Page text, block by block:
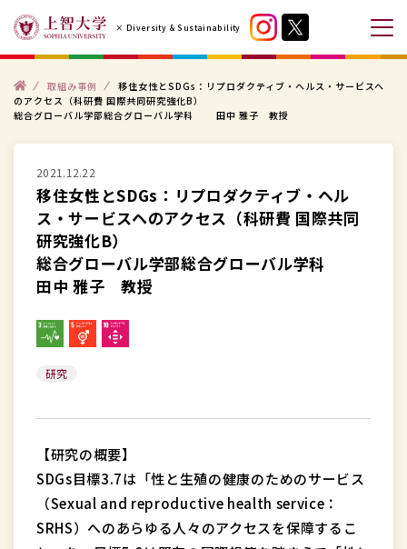
テ
× Diversity & Sustainability
メ
ニ
ュ
ト
プ
取組み事例
移住女性とSDGs：リプロダクティブ・ヘルス・サービスヘ
のアクセス（科研費 国際共同研究強化B）
総合グローバル学部総合グローバル学科 田中 雅子 教授
2021.12.22
移住女性とSDGs：リプロダクティブ・ヘル
ス・サービスヘのアクセス（科研費 国際共同
研究強化B）
総合グローバル学部総合グローバル学科
田中 雅子 教授
研究
【研究の概要】
SDGs目標3.7は「性と生殖の健康のためのサービス
（Sexual and reproductive health service：
SRHS）へのあらゆる人々のアクセスを保障するこ